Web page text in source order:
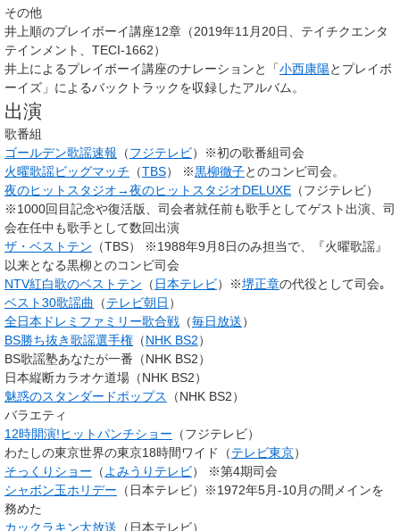
その他
井上順のプレイボーイ講座12章（2019年11月20日、テイチクエンタ
テインメント、TECI-1662）
井上によるプレイボーイ講座のナレーションと「小西康陽とプレイボ
ーイズ」によるバックトラックを収録したアルバム。
出演
歌番組
ゴールデン歌謡速報 （フジテレビ）※初の歌番組司会
火曜歌謡ビッグマッチ （TBS） ※黒柳徹子とのコンビ司会。
夜のヒットスタジオ→夜のヒットスタジオDELUXE （フジテレビ）
※1000回目記念や復活版、司会者就任前も歌手としてゲスト出演、司
会在任中も歌手として数回出演
ザ・ベストテン （TBS） ※1988年9月8日のみ担当で、『火曜歌謡』
以来となる黒柳とのコンビ司会
NTV紅白歌のベストテン （ 日本テレビ）※堺正章の代役として司会｡
ベスト30歌謡曲
（テレビ朝日 ）
全日本ドレミファミリー歌合戦 （毎日放送）
BS勝ち抜き歌謡選手権 （NHK BS2）
BS歌謡塾あなたが一番（NHK BS2）
日本縦断カラオケ道場（NHK BS2）
魅惑のスタンダードポップス
（NHK BS2）
バラエティ
12時開演!ヒットパンチショー （フジテレビ）
わたしの東京世界の東京18時間ワイド（テレビ東京）
そっくりショー （ よみうりテレビ） ※第4期司会
シャボン玉ホリデー （日本テレビ）※1972年5月-10月の間メインを
務めた
カックラキン大放送 （日本テレビ）